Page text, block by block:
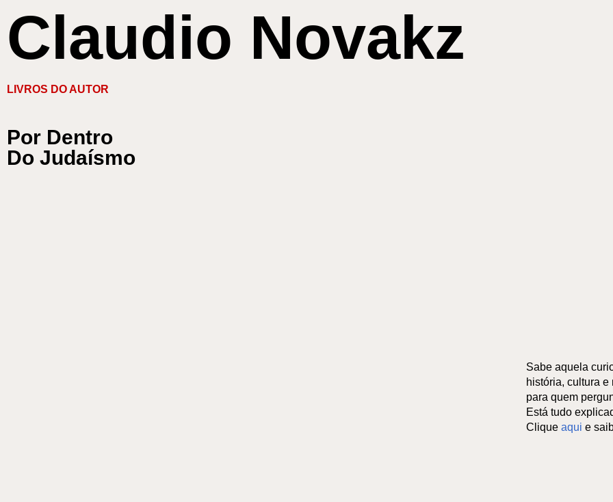
Claudio Novakz
LIVROS DO AUTOR
Por Dentro
Do Judaísmo
Sabe aquela
história, cultura
para quem
Está tudo
Cliqueaqui e